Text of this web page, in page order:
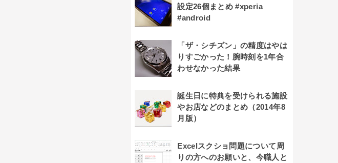
設定26個まとめ #xperia
#android
「ザ・シチズン」の精度はやは
りすごかった！腕時刻を1年合
わせなかった結果
誕生日に特典を受けられる施設
やお店などのまとめ（2014年8
月版）
Excelスクショ問題について周
りの方へのお願いと、今職人と